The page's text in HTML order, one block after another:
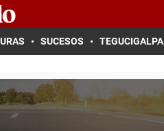
SUCESOS TEGUCIGALPA